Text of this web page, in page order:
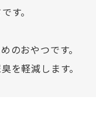
す。
のおやつです。
を軽減します。